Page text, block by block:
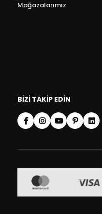
Mağazalarımız
BIZI TAKIP EDIN